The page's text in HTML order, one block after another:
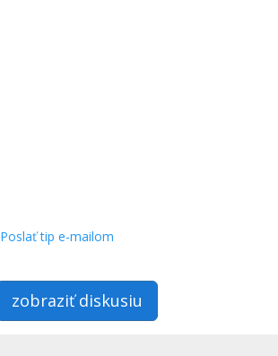
Poslať tip e-mailom
zobraziť diskusiu